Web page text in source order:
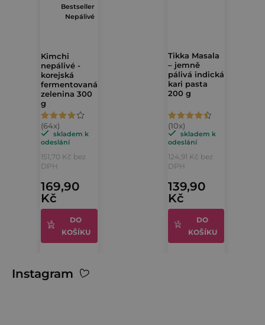
Bestseller
Nepálivé
Kimchi
nepálivé -
korejská
fermentovaná
zelenina 300
g
Průměrné
hodnocení
je
4,4
z
5
hvězdiček.
skladem k
odeslání
151,70 Kč bez
DPH
169,90
Kč
DO
KOŠÍKU
Tikka Masala
– jemně
pálivá indická
kari pasta
200 g
Průměrné
hodnocení
je
4,9
z
5
hvězdiček.
odeslání
124,91 Kč bez
DPH
139,90
Kč
DO
KOŠÍKU
Instagram